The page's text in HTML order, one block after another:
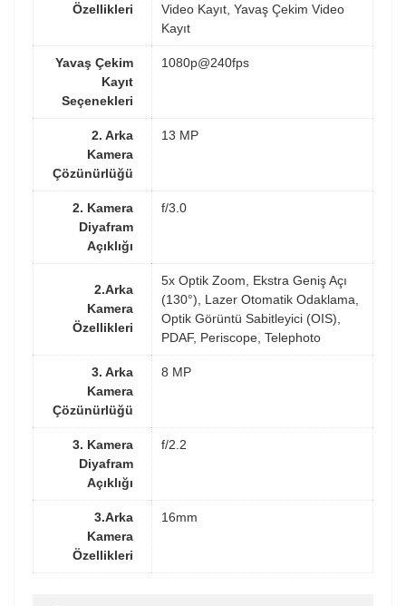
Özellikleri
Video Kayıt, Yavaş Çekim Video
Kayıt
Yavaş Çekim
Kayıt
Seçenekleri
1080p@240fps
2. Arka
Kamera
Çözünürlüğü
13 MP
2. Kamera
Diyafram
Açıklığı
f/3.0
2.Arka
Kamera
Özellikleri
5x Optik Zoom, Ekstra Geniş Açı
(130°), Lazer Otomatik Odaklama,
Optik Görüntü Sabitleyici (OIS),
PDAF, Periscope, Telephoto
3. Arka
Kamera
Çözünürlüğü
8 MP
3. Kamera
Diyafram
Açıklığı
f/2.2
3.Arka
Kamera
Özellikleri
16mm